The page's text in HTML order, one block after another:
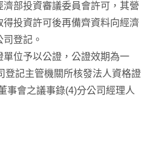
濟部投資審議委員會許可，其營
投資許可後再備齊資料向經濟
登記。
位予以公證，公證效期為一
登記主管機關所核發法人資格證
事會之議事錄(4)分公司經理人